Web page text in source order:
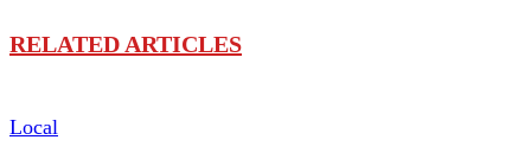
RELATED ARTICLES
Local